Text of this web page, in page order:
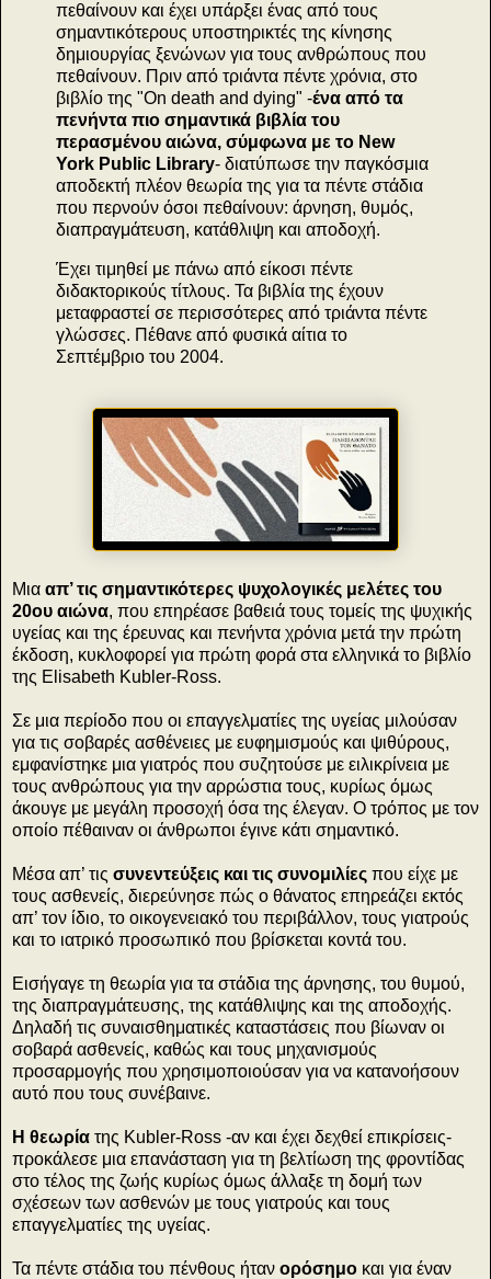
πεθαίνουν και έχει υπάρξει ένας από τους
σημαντικότερους υποστηρικτές της κίνησης
δημιουργίας ξενώνων για τους ανθρώπους που
πεθαίνουν. Πριν από τριάντα πέντε χρόνια, στο
βιβλίο της "On death and dying" -ένα από τα
πενήντα πιο σημαντικά βιβλία του
περασμένου αιώνα, σύμφωνα με το New
York Public Library- διατύπωσε την παγκόσμια
αποδεκτή πλέον θεωρία της για τα πέντε στάδια
που περνούν όσοι πεθαίνουν: άρνηση, θυμός,
διαπραγμάτευση, κατάθλιψη και αποδοχή.
Έχει τιμηθεί με πάνω από είκοσι πέντε
διδακτορικούς τίτλους. Τα βιβλία της έχουν
μεταφραστεί σε περισσότερες από τριάντα πέντε
γλώσσες. Πέθανε από φυσικά αίτια το
Σεπτέμβριο του 2004.
Μια απ’ τις σημαντικότερες ψυχολογικές μελέτες του
20ου αιώνα, που επηρέασε βαθειά τους τομείς της ψυχικής
υγείας και της έρευνας και πενήντα χρόνια μετά την πρώτη
έκδοση, κυκλοφορεί για πρώτη φορά στα ελληνικά το βιβλίο
της Elisabeth Kubler-Ross.
Σε μια περίοδο που οι επαγγελματίες της υγείας μιλούσαν
για τις σοβαρές ασθένειες με ευφημισμούς και ψιθύρους,
εμφανίστηκε μια γιατρός που συζητούσε με ειλικρίνεια με
τους ανθρώπους για την αρρώστια τους, κυρίως όμως
άκουγε με μεγάλη προσοχή όσα της έλεγαν. Ο τρόπος με τον
οποίο πέθαιναν οι άνθρωποι έγινε κάτι σημαντικό.
Μέσα απ’ τις συνεντεύξεις και τις συνομιλίες που είχε με
τους ασθενείς, διερεύνησε πώς ο θάνατος επηρεάζει εκτός
απ’ τον ίδιο, το οικογενειακό του περιβάλλον, τους γιατρούς
και το ιατρικό προσωπικό που βρίσκεται κοντά του.
Εισήγαγε τη θεωρία για τα στάδια της άρνησης, του θυμού,
της διαπραγμάτευσης, της κατάθλιψης και της αποδοχής.
Δηλαδή τις συναισθηματικές καταστάσεις που βίωναν οι
σοβαρά ασθενείς, καθώς και τους μηχανισμούς
προσαρμογής που χρησιμοποιούσαν για να κατανοήσουν
αυτό που τους συνέβαινε.
Η θεωρία της Kubler-Ross -αν και έχει δεχθεί επικρίσεις-
προκάλεσε μια επανάσταση για τη βελτίωση της φροντίδας
στο τέλος της ζωής κυρίως όμως άλλαξε τη δομή των
σχέσεων των ασθενών με τους γιατρούς και τους
επαγγελματίες της υγείας.
Τα πέντε στάδια του πένθους ήταν ορόσημο και για έναν